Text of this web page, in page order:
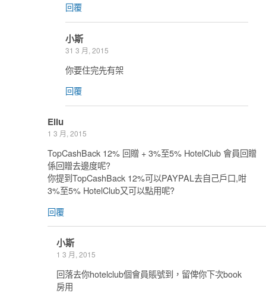
回覆
小斯
31 3 月, 2015
你要住完先有架
回覆
Eliu
1 3 月, 2015
TopCashBack 12% 回贈 + 3%至5% HotelClub 會員回贈
係回贈去邊度呢?
你提到TopCashBack 12%可以PAYPAL去自己戶口,咁
3%至5% HotelClub又可以點用呢?
回覆
小斯
1 3 月, 2015
回落去你hotelclub個會員賬號到，留俾你下次book
房用